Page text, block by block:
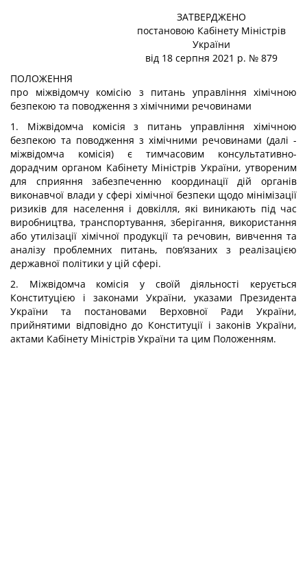
ЗАТВЕРДЖЕНО
постановою Кабінету Міністрів
України
від 18 серпня 2021 р. № 879
ПОЛОЖЕННЯ
про міжвідомчу комісію з питань управління хімічною
безпекою та поводження з хімічними речовинами
1. Міжвідомча комісія з питань управління хімічною
безпекою та поводження з хімічними речовинами (далі -
міжвідомча комісія) є тимчасовим консультативно-
дорадчим органом Кабінету Міністрів України, утвореним
для сприяння забезпеченню координації дій органів
виконавчої влади у сфері хімічної безпеки щодо мінімізації
ризиків для населення і довкілля, які виникають під час
виробництва, транспортування, зберігання, використання
або утилізації хімічної продукції та речовин, вивчення та
аналізу проблемних питань, пов’язаних з реалізацією
державної політики у цій сфері.
2. Міжвідомча комісія у своїй діяльності керується
Конституцією і законами України, указами Президента
України та постановами Верховної Ради України,
прийнятими відповідно до Конституції і законів України,
актами Кабінету Міністрів України та цим Положенням.